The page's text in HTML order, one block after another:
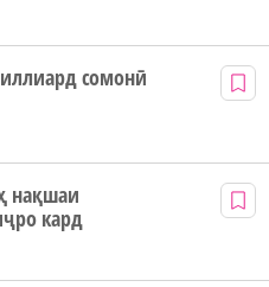
сомонӣ
нақшаи
кард